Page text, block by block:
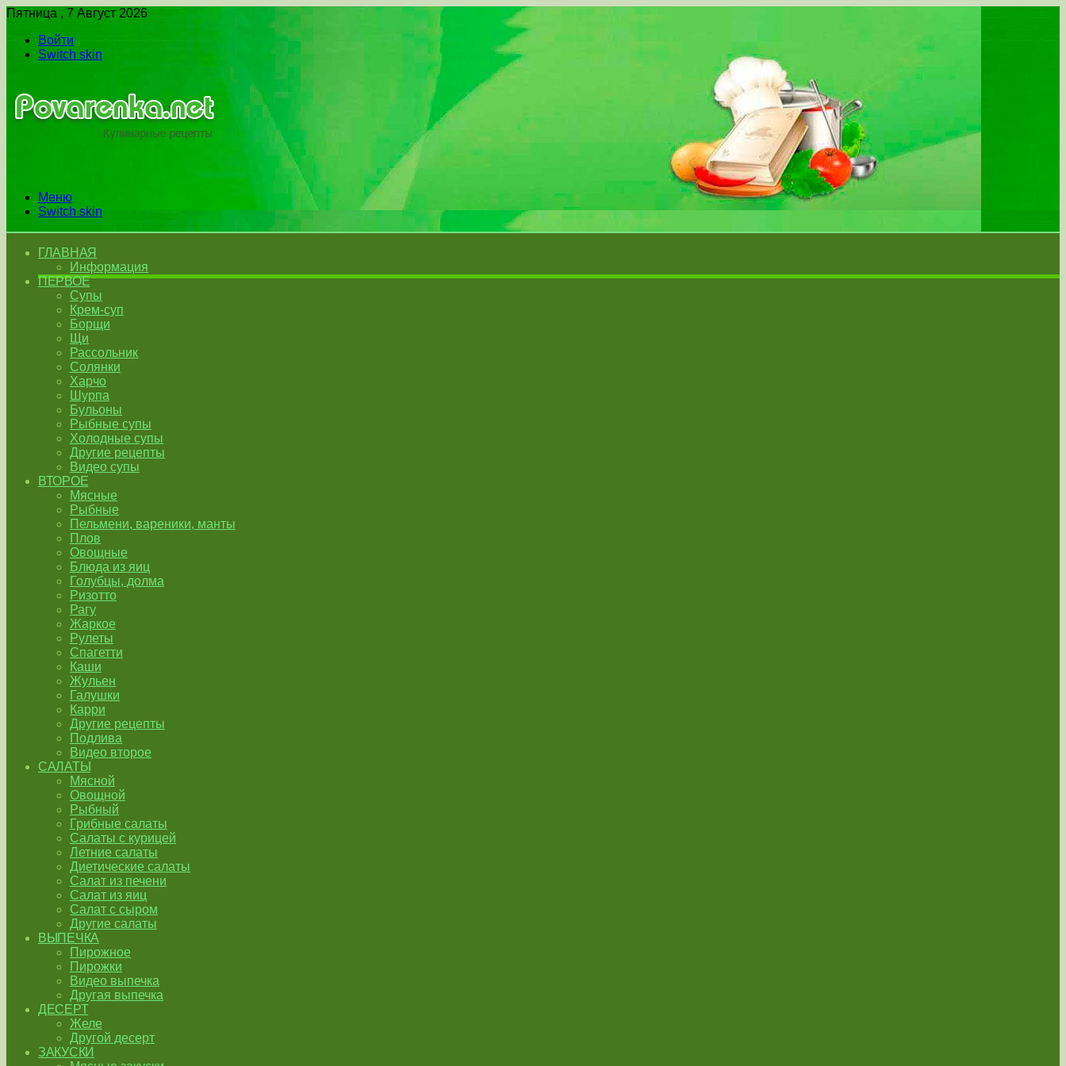
Пятница , 7 Август 2026
Войти
Switch skin
Меню
Switch skin
ГЛАВНАЯ
Информация
ПЕРВОЕ
Супы
Крем-суп
Борщи
Щи
Рассольник
Солянки
Харчо
Шурпа
Бульоны
Рыбные супы
Холодные супы
Другие рецепты
Видео супы
ВТОРОЕ
Мясные
Рыбные
Пельмени, вареники, манты
Плов
Овощные
Блюда из яиц
Голубцы, долма
Ризотто
Рагу
Жаркое
Рулеты
Спагетти
Каши
Жульен
Галушки
Карри
Другие рецепты
Подлива
Видео второе
САЛАТЫ
Мясной
Овощной
Рыбный
Грибные салаты
Салаты с курицей
Летние салаты
Диетические салаты
Салат из печени
Салат из яиц
Салат с сыром
Другие салаты
ВЫПЕЧКА
Пирожное
Пирожки
Видео выпечка
Другая выпечка
ДЕСЕРТ
Желе
Другой десерт
ЗАКУСКИ